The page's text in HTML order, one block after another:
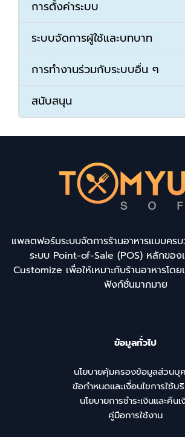
การตั้งค่าระบบ
ระบบจัดการผู้ใช้และบทบาท
การทำงานร่วมกับระบบอื่น ๆ
สนับสนุน
แพลตฟอร์มระบบจัดการร้านอาหารแบบค
ระบบ Point-of-Sale (POS) หลักของ
Customize เพื่อให้เหมาะกับร้านอาหารโด
ฟังก์ชั่นมากมาย
ข้อมูลทั่วไป
นโยบายคุ้มครองข้อมูลส่วนบุ
ข้อกำหนดและเงื่อนไขการใช้บ
นโยบายการชำระเงินและคืนเ
คู่มือการใช้งาน